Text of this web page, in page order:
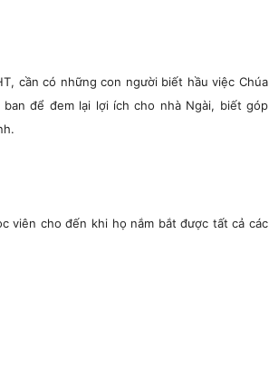
cần có những con người biết hầu việc Chúa
để đem lại lợi ích cho nhà Ngài, biết góp
viên cho đến khi họ nắm bắt được tất cả các